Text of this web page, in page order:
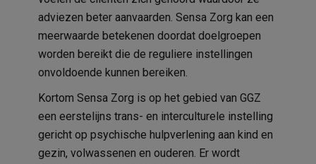
adviezen beter aanvaarden. Sensa Zorg kan een
meerwaarde betekenen doordat doelgroepen
worden bereikt die de reguliere instellingen
onvoldoende kunnen bereiken.
Kortom Sensa Zorg is op het gebied van GGZ
een eerstelijns trans- en interculturele instelling
gericht op psychische hulpverlening aan kind en
gezin, volwassenen en ouderen. Er wordt